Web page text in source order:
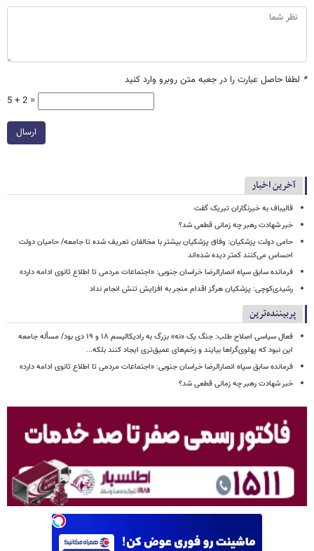
* لطفا حاصل عبارت را در جعبه متن روبرو وارد کنید
5 + 2 =
ارسال
آخرین اخبار
قالیباف به خبرنگاران تبریک گفت
خبر شهادت رهبر چه زمانی قطعی شد؟
حامی دولت پزشکیان: وفاق پزشکیان بیشتر با مخالفان تعریف شده تا جامعه/ حامیان دولت
احساس می‌کنند کمتر دیده شده‌اند
فرمانده سابق سپاه انصارالرضا خراسان جنوبی: «اجتماعات مردمی تا اطلاع ثانوی ادامه دارد»
رشیدی‌کوچی: پزشکیان هرگز اقدام منجر به افزایش تنش انجام نداد
پربیننده‌ترین
فعال سیاسی اصلاح طلب: جنگ یک «نه» بزرگ به رادیکالیسم ۱۸ و ۱۹ دی بود/ مسأله جامعه
این نبود که پهلوی‌گراها بیایند و زخم‌های عمیق‌تری ایجاد کنند بلکه...
فرمانده سابق سپاه انصارالرضا خراسان جنوبی: «اجتماعات مردمی تا اطلاع ثانوی ادامه دارد»
خبر شهادت رهبر چه زمانی قطعی شد؟